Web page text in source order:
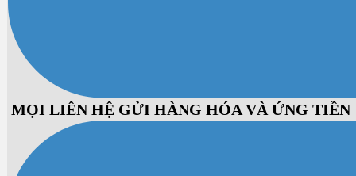
MỌI LIÊN HỆ GỬI HÀNG HÓA VÀ ỨNG TIỀN